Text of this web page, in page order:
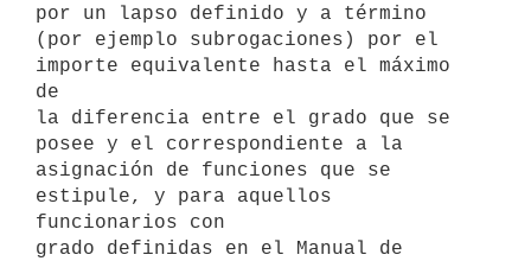
por un lapso definido y a término
(por ejemplo subrogaciones) por el
importe equivalente hasta el máximo
de
la diferencia entre el grado que se
posee y el correspondiente a la
asignación de funciones que se
estipule, y para aquellos
funcionarios con
grado definidas en el Manual de